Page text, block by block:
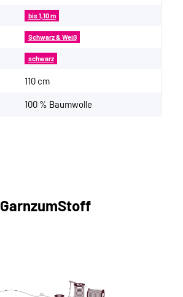
bis 1,10 m
Schwarz & Weiß
schwarz
110 cm
100 % Baumwolle
GarnzumStoff